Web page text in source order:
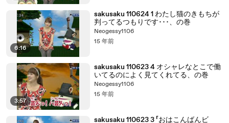
6:16
sakusaku 110624 1 わたし猫のきもちが
判ってるつもりです･･･、の巻
Neogessy1106
15 年前
3:57
sakusaku 110623 4 オシャレなとこで働
いてるのによく見てくれてる、の巻
Neogessy1106
15 年前
sakusaku 110623 3 「おはこんばんビ